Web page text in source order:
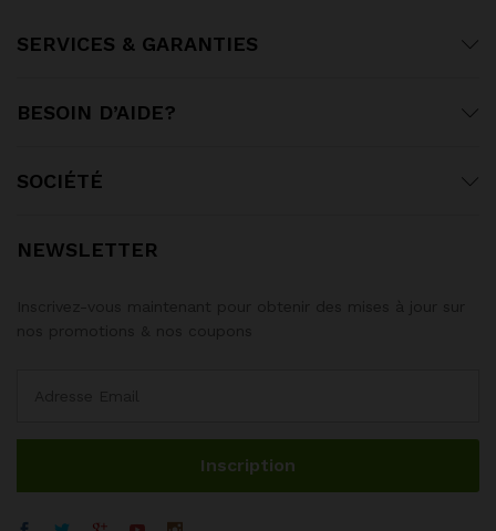
SERVICES & GARANTIES
BESOIN D’AIDE?
SOCIÉTÉ
NEWSLETTER